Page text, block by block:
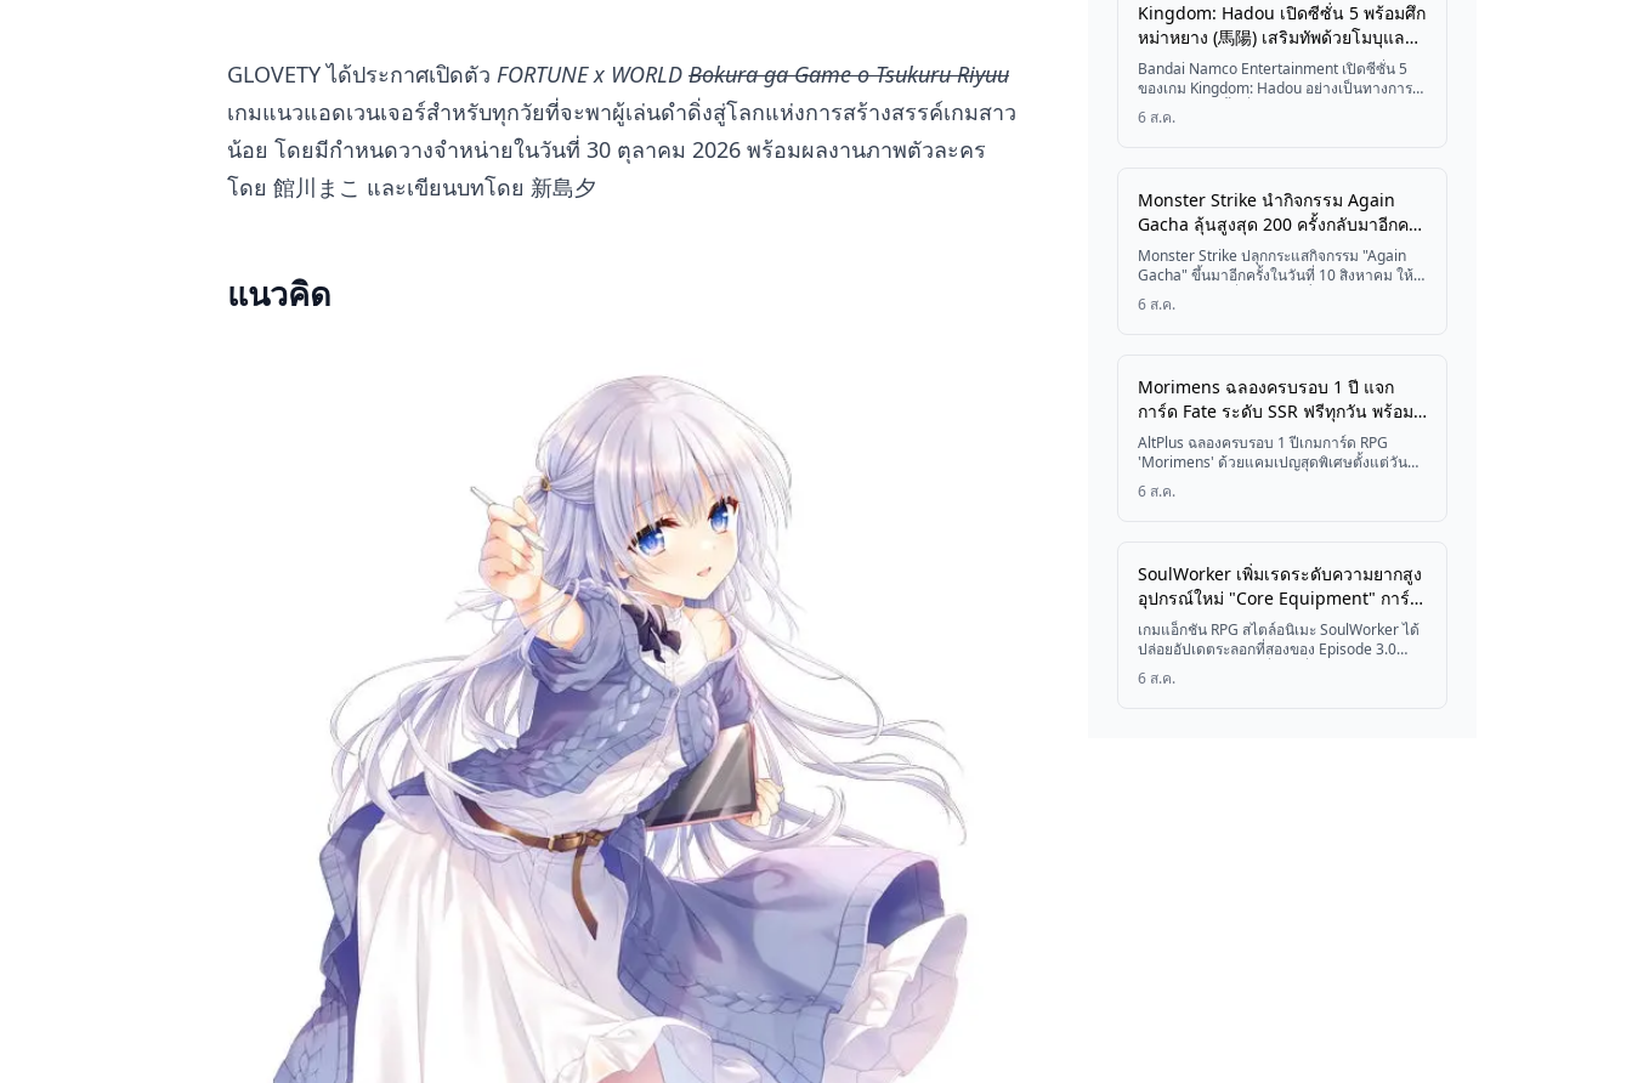
GLOVETY ได้ประกาศเปิดตัว FORTUNE x WORLD Bokura ga Game o Tsukuru Riyuu
เกมแนวแอดเวนเจอร์สำหรับทุกวัยที่จะพาผู้เล่นดำดิ่งสู่โลกแห่งการสร้างสรรค์เกมสาว
น้อย โดยมีกำหนดวางจำหน่ายในวันที่ 30 ตุลาคม 2026 พร้อมผลงานภาพตัวละคร
โดย 館川まこ และเขียนบทโดย 新島夕
แนวคิด
Kingdom: Hadou เปิดซีซั่น 5 พร้อมศึก
หม่าหยาง (馬陽) เสริมทัพด้วยโมบุและ
ขุนพลใหม่จากจ้าว
Bandai Namco Entertainment เปิดซีซั่น 5
ของเกม Kingdom: Hadou อย่างเป็นทางการ
โดยมาพร้อมเนื้อเรื่อง "ศึกหม่าหยาง" (馬陽)
ขุนพลใหม่ให้สะสมนำโดยโมบุ และกิจกรรม
6 ส.ค.
Monster Strike นำกิจกรรม Again
Gacha ลุ้นสูงสุด 200 ครั้งกลับมาอีกครั้ง
เริ่ม 10 สิงหาคมนี้
Monster Strike ปลุกกระแสกิจกรรม "Again
Gacha" ขึ้นมาอีกครั้งในวันที่ 10 สิงหาคม ให้ผู้
เล่นเลือกคอร์สเพื่อลุ้นรับสิทธิ์สุ่มฟรีสูงสุด 200
ครั้ง พร้อมปลดล็อกรางวัลโบนัสสำหรับคอมมูนิ
6 ส.ค.
Morimens ฉลองครบรอบ 1 ปี แจก
การ์ด Fate ระดับ SSR ฟรีทุกวัน พร้อม
แคมเปญสุดพิเศษ
AltPlus ฉลองครบรอบ 1 ปีเกมการ์ด RPG
'Morimens' ด้วยแคมเปญสุดพิเศษตั้งแต่วันที่
6 สิงหาคม ถึง 15 ตุลาคม 2026 พบกับการแจก
การ์ด Fate ระดับ SSR ฟรีทุกวัน, ภารกิจพิเศษ,
6 ส.ค.
SoulWorker เพิ่มเรดระดับความยากสูง
อุปกรณ์ใหม่ "Core Equipment" การ์ด
A.R ระดับ Mystic และกิจกรรมจำกัด
เวลา
เกมแอ็กชัน RPG สไตล์อนิเมะ SoulWorker ได้
ปล่อยอัปเดตระลอกที่สองของ Episode 3.0
"Fall from Grace" เมื่อวันที่ 6 สิงหาคม 2026
โดยเพิ่มเควสต์หลักใหม่ เรดระดับความยากสูง
6 ส.ค.